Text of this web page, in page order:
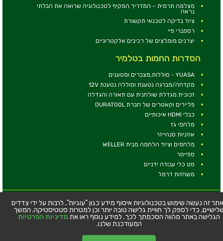
מצלמה תרמית – המדריך המקיף לטכנולוגיה שרואה את הבלתי
נראה
ציוד בדיקה לטכנאי תקשורת
רספברי פיי
יצרנים מומלצים של רכיבים אלקטרוניים
הסדרות החמות בטלמיר
YUASA - סוללות,מצברים ומטענים
מקדחה/מברגה נטענת וסוללה נטענת 12V
זכוכית מגדלת שולחנית עם תאורה והגדלה
פליירים וקאטרים של חברת DURATOOL
כבלי HDMI איכותיים
מלחמי גז
אוזניות סנהייזר
מלחמים וציוד הלחמה מבית WELLER
ספייסר
סט כלי עבודה ידניים
משחזות דרמל
© כל הזכויות שמורות - טלמיר אלקטרוניקה בע''מ
כתובת: דרך העצמאות 63, חיפה
טלפון:04-8534564
זה נעשה שימוש בטכנולוגיות איסוף מידע כגון "עוגיות", לרבות על ידי צדדים
כדי לספק לך חוויית גלישה טובה יותר וכן למטרות סטטיסטיקה. המשך
הגלישה באתר מהווה הסכמתך לכך. למידע נוסף ראו את מדיניות הפרטיות
המעודכנת שלנו.